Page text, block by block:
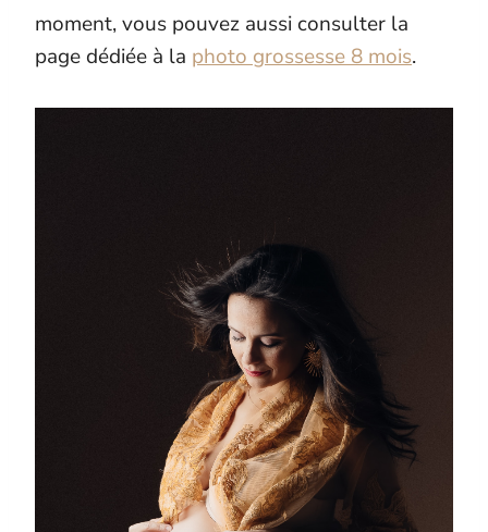
moment, vous pouvez aussi consulter la
page dédiée à la photo grossesse 8 mois.